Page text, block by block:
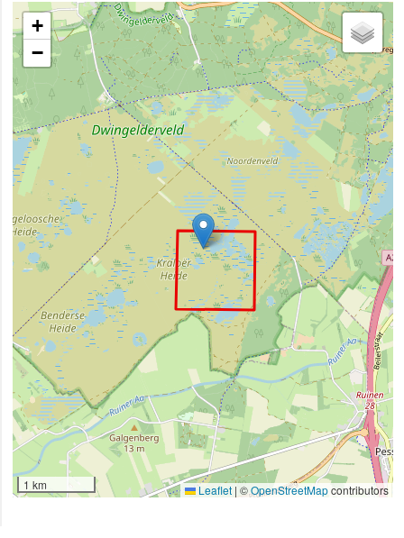
+
−
1 km Leaflet | ©OpenStreetMapcontributors